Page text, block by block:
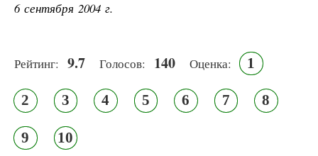
6 сентября 2004 г.
Рейтинг: 9.7 Голосов: 140 Оценка: 1
2 3 4 5 6 7 8
9 10